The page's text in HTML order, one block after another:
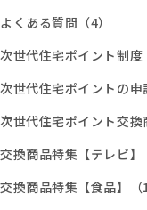
よくある質問（4）
次世代住宅ポイント制
次世代住宅ポイントの申
次世代住宅ポイント交換
交換商品特集【テレビ】
交換商品特集【食品】（